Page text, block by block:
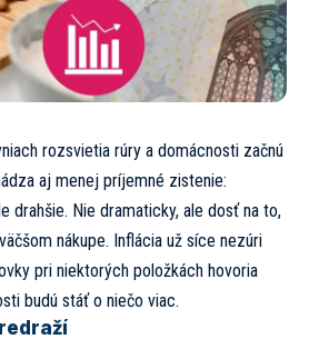
rozsvietia rúry a domácnosti začnú
aj menej príjemné zistenie:
drahšie. Nie dramaticky, ale dosť na to,
nákupe. Inflácia už síce nezúri
pri niektorých položkách hovoria
budú stáť o niečo viac.